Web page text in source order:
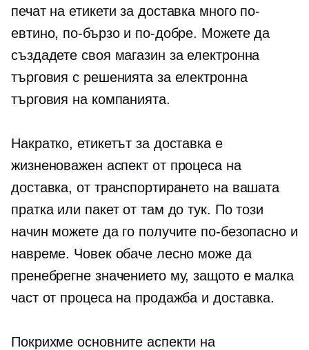
печат на етикети за доставка много по-
евтино, по-бързо и по-добре. Можете да
създадете своя магазин за електронна
търговия с решенията за електронна
търговия на компанията.
Накратко, етикетът за доставка е
жизненоважен аспект от процеса на
доставка, от транспортирането на вашата
пратка или пакет от там до тук. По този
начин можете да го получите по-безопасно и
навреме. Човек обаче лесно може да
пренебрегне значението му, защото е малка
част от процеса на продажба и доставка.
Покрихме основните аспекти на